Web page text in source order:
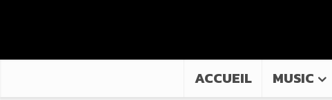
ACCUEIL MUSIC